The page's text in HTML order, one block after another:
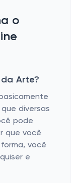
o
Arte?
diversas
pode
que você
você
e